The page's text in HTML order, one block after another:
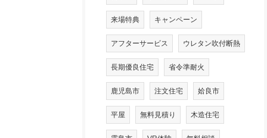
来場特典 キャンペーン
アフターサービス ウレタン吹付断熱
長期優良住宅 省令準耐火
鹿児島市 注文住宅 姶良市
平屋 無料見積り 木造住宅